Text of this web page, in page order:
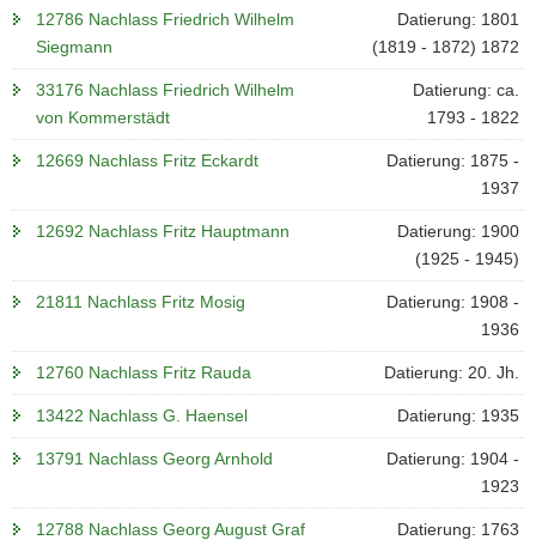
12786 Nachlass Friedrich Wilhelm
Siegmann
Datierung: 1801
(1819 - 1872) 1872
33176 Nachlass Friedrich Wilhelm
von Kommerstädt
Datierung: ca.
1793 - 1822
12669 Nachlass Fritz Eckardt
Datierung: 1875 -
1937
12692 Nachlass Fritz Hauptmann
Datierung: 1900
(1925 - 1945)
21811 Nachlass Fritz Mosig
Datierung: 1908 -
1936
12760 Nachlass Fritz Rauda Datierung: 20. Jh.
13422 Nachlass G. Haensel Datierung: 1935
13791 Nachlass Georg Arnhold
Datierung: 1904 -
1923
12788 Nachlass Georg August Graf
Datierung: 1763